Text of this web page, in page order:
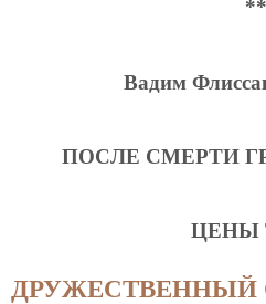
Вадим
ПОСЛЕ СМЕРТИ
ЦЕНЫ
ДРУЖЕСТВЕННЫЙ